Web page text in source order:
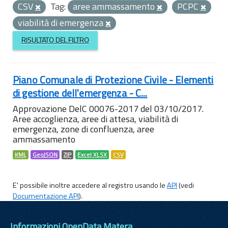
CSV
Tag: aree ammassamento
PCPC
viabilità di emergenza
RISULTATO DEL FILTRO
Piano Comunale di Protezione Civile - Elementi
di gestione dell'emergenza - C...
Approvazione DelC 00076-2017 del 03/10/2017.
Aree accoglienza, aree di attesa, viabilità di
emergenza, zone di confluenza, aree
ammassamento
KML GeoJSON ZIP Excel XLSX CSV
E' possibile inoltre accedere al registro usando leAPI(vedi
Documentazione API).